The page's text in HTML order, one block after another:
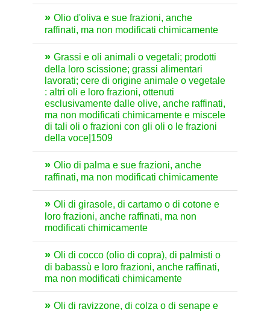
Olio d'oliva e sue frazioni, anche
raffinati, ma non modificati chimicamente
Grassi e oli animali o vegetali; prodotti
della loro scissione; grassi alimentari
lavorati; cere di origine animale o vegetale
: altri oli e loro frazioni, ottenuti
esclusivamente dalle olive, anche raffinati,
ma non modificati chimicamente e miscele
di tali oli o frazioni con gli oli o le frazioni
della voce|1509
Olio di palma e sue frazioni, anche
raffinati, ma non modificati chimicamente
Oli di girasole, di cartamo o di cotone e
loro frazioni, anche raffinati, ma non
modificati chimicamente
Oli di cocco (olio di copra), di palmisti o
di babassù e loro frazioni, anche raffinati,
ma non modificati chimicamente
Oli di ravizzone, di colza o di senape e